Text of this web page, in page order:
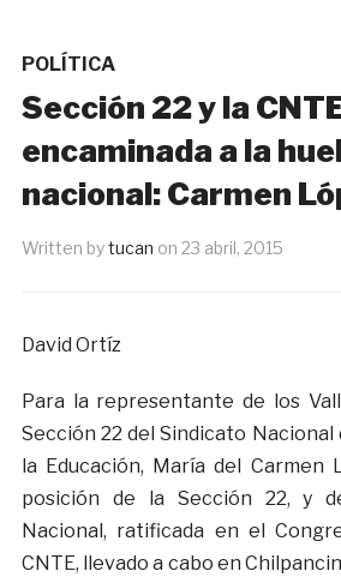
POLÍTICA
Sección 22 y la
encaminada a la
nacional: Carmen
Written bytucan on 23 abril, 2015
David Ortíz
Para la representante de los
Sección 22 del Sindicato Nacional
la Educación, María del Carmen
posición de la Sección 22, y
Nacional, ratificada en el
CNTE, llevado a cabo en